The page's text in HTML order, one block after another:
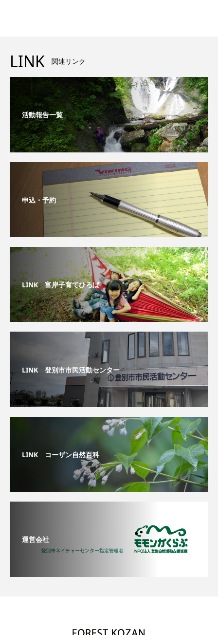
LINK 関連リンク
活動報告一覧
申込・予約
LINK 富岸子育てひろば
LINK 登別市市民活動センター
LINK コーザン自然百科
運営会社